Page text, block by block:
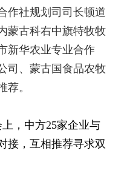
作社规划司司长顿道
蒙古科右中旗特牧牧
新华农业专业合作
司、蒙古国食品农牧
荐。
中方25家企业与
接，互相推荐寻求双